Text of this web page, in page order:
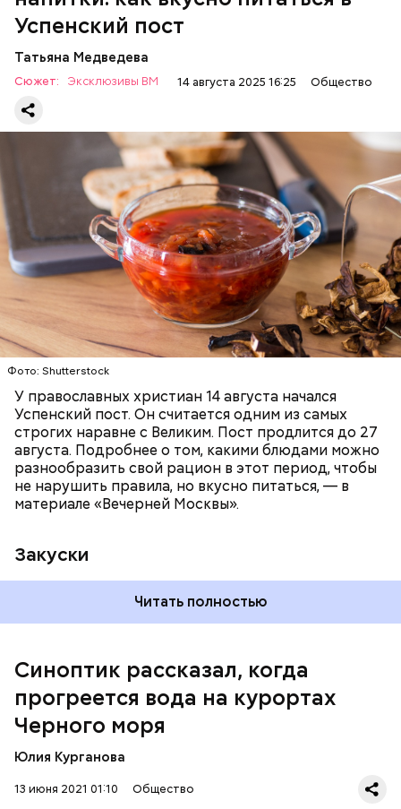
Успенский пост
Татьяна Медведева
Сюжет: Эксклюзивы ВМ 14 августа 2025 16:25 Общество
Фото: Shutterstock
У православных христиан 14 августа начался
Успенский пост. Он считается одним из самых
строгих наравне с Великим. Пост продлится до 27
августа. Подробнее о том, какими блюдами можно
разнообразить свой рацион в этот период, чтобы
не нарушить правила, но вкусно питаться, — в
материале «Вечерней Москвы».
Закуски
Баклажаны с овощами
Читать полностью
ПРАВОСЛАВИЕ ЕДА РЕЦЕПТЫ
Синоптик рассказал, когда
прогреется вода на курортах
Черного моря
Юлия Курганова
13 июня 2021 01:10 Общество
По словам Вильфанда, с середины следующей
прогреваться, потому что на юг России придет
потепление. Температура воздуха будет там выше
нормы уже к середине следующей недели — плюс
24-28 градусов, передает
Читайте также:Синоптик предупредил о переносе
купального сезона в Москве и Подмосковье